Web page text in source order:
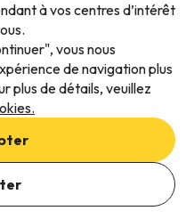
disponibilité
de réservation
à vos centres d’intérêt
vous nous
de navigation plus
plus de détails, veuillez